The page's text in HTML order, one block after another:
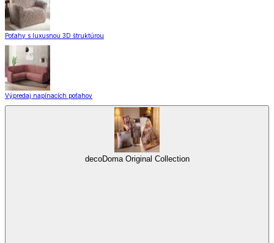
Poťahy s luxusnou 3D štruktúrou
Výpredaj napínacích poťahov
decoDoma Original Collection